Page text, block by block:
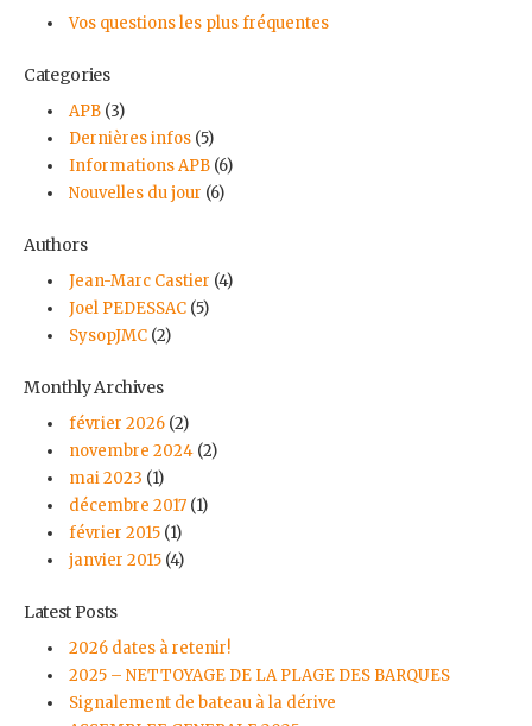
Vos questions les plus fréquentes
Categories
APB (3)
Dernières infos (5)
Informations APB (6)
Nouvelles du jour (6)
Authors
Jean-Marc Castier (4)
Joel PEDESSAC (5)
SysopJMC (2)
Monthly Archives
février 2026 (2)
novembre 2024 (2)
mai 2023 (1)
décembre 2017 (1)
février 2015 (1)
janvier 2015 (4)
Latest Posts
2026 dates à retenir!
2025 – NETTOYAGE DE LA PLAGE DES BARQUES
Signalement de bateau à la dérive